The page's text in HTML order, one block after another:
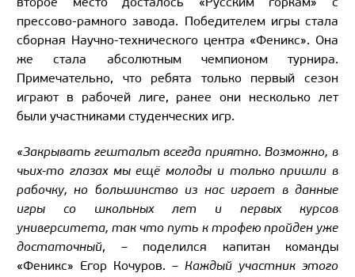
прессово-рамного завода. Победителем игры стала
сборная Научно-технического центра «Феникс». Она
же стала абсолютным чемпионом турнира.
Примечательно, что ребята только первый сезон
играют в рабочей лиге, ранее они несколько лет
были участниками студенческих игр.
«Закрывать гештальт всегда приятно. Возможно, в
чьих-то глазах мы ещё молоды и только пришли в
рабочку, но большинство из нас играет в данные
игры со школьных лет и первых курсов
университета, так что путь к трофею пройден уже
достаточный, – поделился капитан команды
«Феникс» Егор Кочуров. – Каждый участник этого